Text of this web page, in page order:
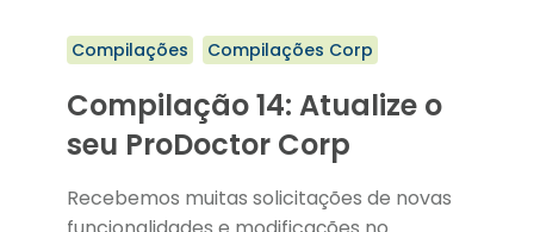
Compilações Compilações Corp
Compilação 14: Atualize o
seu ProDoctor Corp
Recebemos muitas solicitações de novas